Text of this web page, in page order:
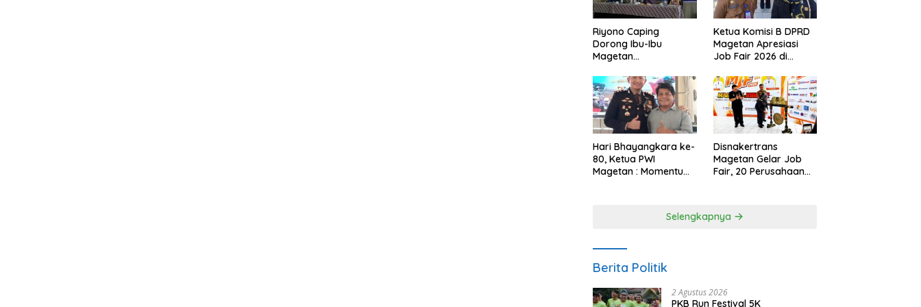
Riyono Caping
Dorong Ibu-Ibu
Magetan
Ikan, Perkuat Budaya
Gemar Makan Ikan
Ketua Komisi B DPRD
Magetan Apresiasi
Job Fair 2026 di
Anggaran
Hari Bhayangkara ke-
80, Ketua PWI
Magetan : Momentum
Disnakertrans
Magetan Gelar Job
Fair, 20 Perusahaan
Selengkapnya
Berita Politik
2 Agustus 2026
PKB Run Festival 5K